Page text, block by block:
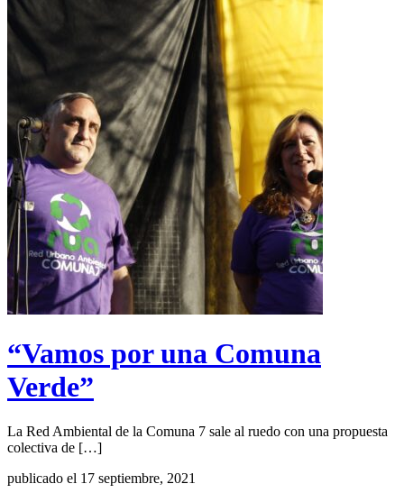
“Vamos por una Comuna
Verde”
La Red Ambiental de la Comuna 7 sale al ruedo con una propuesta
colectiva de […]
publicado el 17 septiembre, 2021